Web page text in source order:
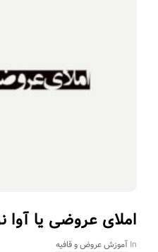
املای عروضی یا آوا
In آموزش عروض و قافیه